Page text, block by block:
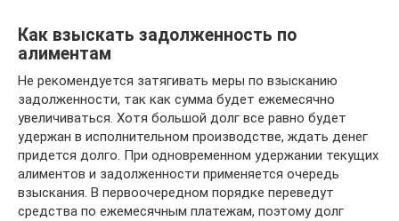
Как взыскать задолженность по
алиментам
Не рекомендуется затягивать меры по взысканию
задолженности, так как сумма будет ежемесячно
увеличиваться. Хотя большой долг все равно будет
удержан в исполнительном производстве, ждать денег
придется долго. При одновременном удержании текущих
алиментов и задолженности применяется очередь
взыскания. В первоочередном порядке переведут
средства по ежемесячным платежам, поэтому долг